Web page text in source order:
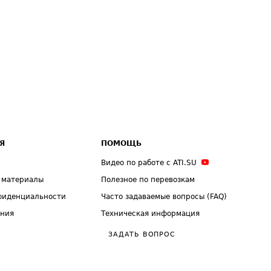
ПОМОЩЬ
Видео по работе с ATI.SU
Полезное по перевозкам
Часто задаваемые вопросы (FAQ)
Техническая информация
ЗАДАТЬ ВОПРОС